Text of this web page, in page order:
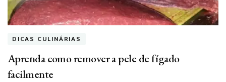
DICAS CULINÁRIAS
Aprenda como remover a pele de fígado
facilmente